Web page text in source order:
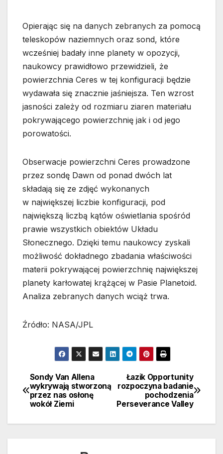
Opierając się na danych zebranych za pomocą
teleskopów naziemnych oraz sond, które
wcześniej badały inne planety w opozycji,
naukowcy prawidłowo przewidzieli, że
powierzchnia Ceres w tej konfiguracji będzie
wydawała się znacznie jaśniejsza. Ten wzrost
jasności zależy od rozmiaru ziaren materiału
pokrywającego powierzchnię jak i od jego
porowatości.
Obserwacje powierzchni Ceres prowadzone
przez sondę Dawn od ponad dwóch lat
składają się ze zdjęć wykonanych
w największej liczbie konfiguracji, pod
największą liczbą kątów oświetlania spośród
prawie wszystkich obiektów Układu
Słonecznego. Dzięki temu naukowcy zyskali
możliwość dokładnego zbadania właściwości
materii pokrywającej powierzchnię największej
planety karłowatej krążącej w Pasie Planetoid.
Analiza zebranych danych wciąż trwa.
Źródło: NASA/JPL
Nawigacja
wpisu
Łazik Opportunity
rozpoczyna badanie
pochodzenia
Perseverance Valley
Sondy Van Allena
wykrywają stworzoną
przez nas osłonę
wokół Ziemi